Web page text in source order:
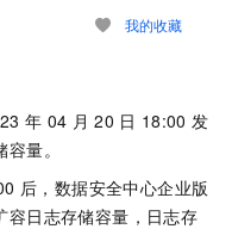
我的收藏
年 04 月 20 日 18:00 发
量。
后，数据安全中心企业版
容日志存储容量，日志存